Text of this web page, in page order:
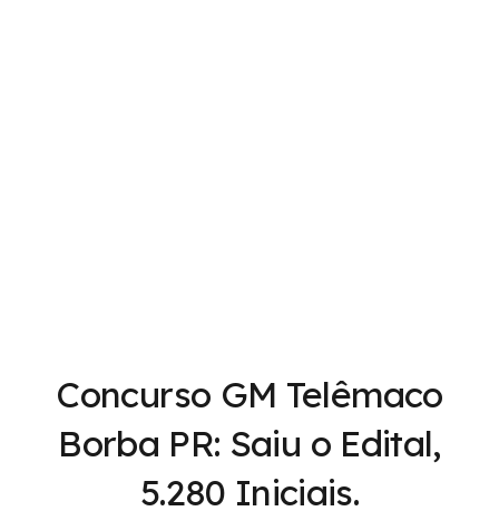
Concurso GM Telêmaco
Borba PR: Saiu o Edital,
5.280 Iniciais.